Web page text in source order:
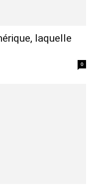
laquelle
0